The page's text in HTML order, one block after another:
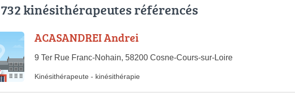
732 kinésithérapeutes référencés
ACASANDREI Andrei
9 Ter Rue Franc-Nohain, 58200 Cosne-Cours-sur-Loire
Kinésithérapeute - kinésithérapie